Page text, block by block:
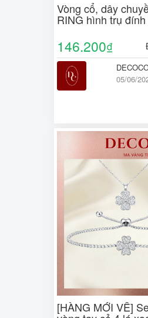
Vòng cổ, dây
RING hình trụ
gỉ DECOCO ( kèm
+ Thiệp)
146.200₫
05/06/
[HÀNG MỚI VỀ]